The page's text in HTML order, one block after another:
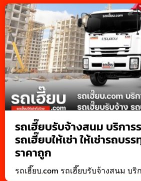
รถเฮี๊ยบรับจ้างสนม บริการ
รถเฮี๊ยบให้เช่า ให้เช่ารถบร
ราคาถูก
รถเฮี๊ยบ.com รถเฮี๊ยบรับจ้างสนม บริ